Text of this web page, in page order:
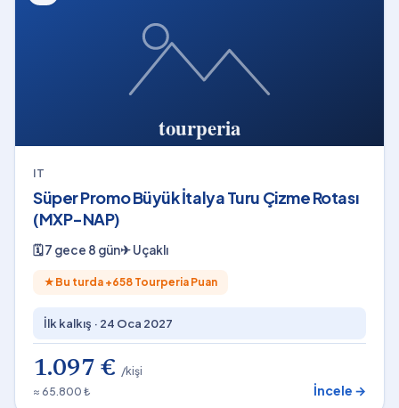
IT
Süper Promo Büyük İtalya Turu Çizme Rotası
(MXP-NAP)
🗓7 gece 8 gün✈Uçaklı
★ Bu turda +658 Tourperia Puan
İlk kalkış · 24 Oca 2027
1.097 € /kişi
≈ 65.800 ₺
İncele →